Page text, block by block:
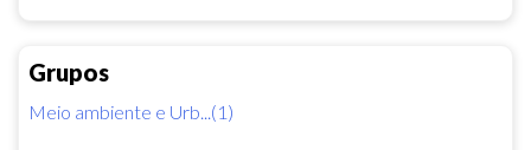
Grupos
Meio ambiente e Urb...(1)